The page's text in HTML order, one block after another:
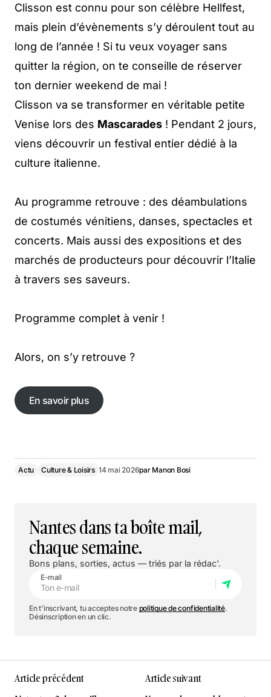
Clisson est connu pour son célèbre Hellfest,
mais plein d’évènements s’y déroulent tout au
long de l’année ! Si tu veux voyager sans
quitter la région, on te conseille de réserver
ton dernier weekend de mai !
Clisson va se transformer en véritable petite
Venise lors des Mascarades ! Pendant 2 jours,
viens découvrir un festival entier dédié à la
culture italienne.
Au programme retrouve : des déambulations
de costumés vénitiens, danses, spectacles et
concerts. Mais aussi des expositions et des
marchés de producteurs pour découvrir l’Italie
à travers ses saveurs.
Programme complet à venir !
Alors, on s’y retrouve ?
En savoir plus
En savoir plus
Actu Culture & Loisirs 14 mai 2026par Manon Bosi
Nantes dans ta boîte mail,
chaque semaine.
Bons plans, sorties, actus — triés par la rédac'.
E-mail
En t'inscrivant, tu acceptes notre politique de confidentialité.
Désinscription en un clic.
Article précédent
Article suivant